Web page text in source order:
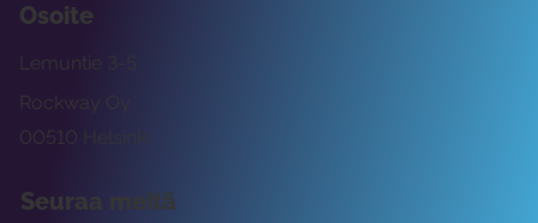
Osoite
Rockway Oy
Lemuntie 3-5
00510 Helsinki
Seuraa meitä